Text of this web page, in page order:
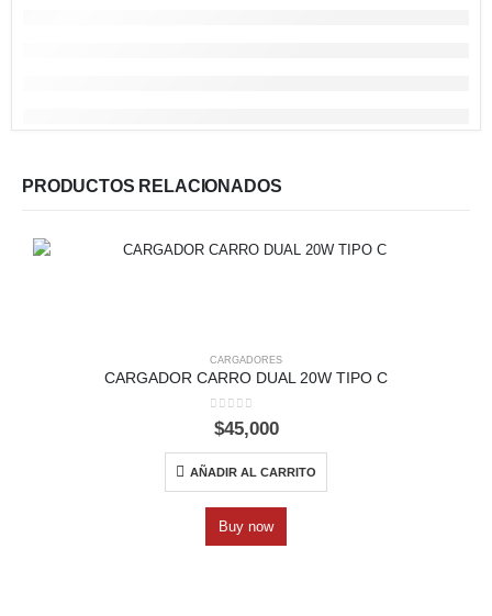
PRODUCTOS RELACIONADOS
CARGADORES
CARGADOR CARRO DUAL 20W TIPO C
0out of 5
$45,000
AÑADIR AL CARRITO
Buy now